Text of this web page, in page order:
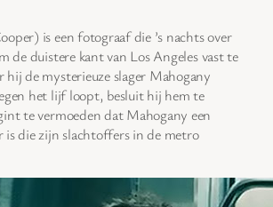
is een fotograaf die ’s nachts over
de duistere kant van Los Angeles vast te
hij de mysterieuze slager Mahogany
het lijf loopt, besluit hij hem te
te vermoeden dat Mahogany een
is die zijn slachtoffers in de metro